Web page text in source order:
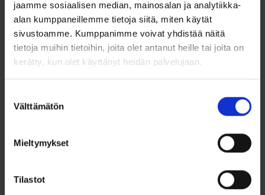
jaamme sosiaalisen median, mainosalan ja analytiikka-
alan kumppaneillemme tietoja siitä, miten käytät
sivustoamme. Kumppanimme voivat yhdistää näitä
tietoja muihin tietoihin, joita olet antanut heille tai joita on
kerätty, kun olet käyttänyt heidän palvelujaan.
valinta
Välttämätön
Mieltymykset
Tilastot
Hopeinen kastesormus pojalle,
zirkonia kivi
Lisää ostoskoriin
Hopeakastesormus kirkkaalla
zirkonilla, ovaali kantasormus
kullattu
Lisää ostoskoriin